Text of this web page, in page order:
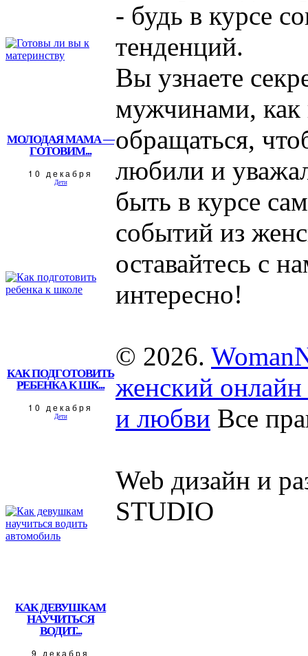
МОЛОДАЯ МАМА —
ГОТОВИМ...
10 декабря
Дети
КАК ПОДГОТОВИТЬ
РЕБЕНКА К ШК...
10 декабря
Дети
КАК ДЕВУШКАМ
НАУЧИТЬСЯ
ВОДИТ...
9 декабря
- будь в курсе
тенденций.
Вы узнаете
мужчинами,
обращаться,
любили и
быть в курсе
событий из
оставайтесь с
интересно!
© 2026.
женский
и любви Все
Web дизайн и
STUDIO